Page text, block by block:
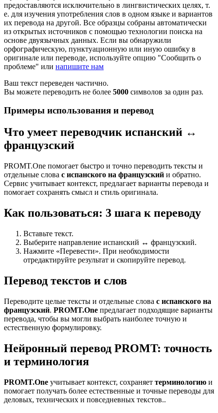
предоставляются исключительно в лингвистических целях, т.
е. для изучения употребления слов в одном языке и вариантов
их перевода на другой. Все образцы собраны автоматически
из открытых источников с помощью технологии поиска на
основе двуязычных данных. Если вы обнаружили
орфографическую, пунктуационную или иную ошибку в
оригинале или переводе, используйте опцию "Сообщить о
проблеме" или напишите нам
Ваш текст переведен частично.
Вы можете переводить не более 5000 символов за один раз.
Примеры использования и перевод
Что умеет переводчик испанский ↔
французский
PROMT.One помогает быстро и точно переводить тексты и
отдельные слова с испанского на французский и обратно.
Сервис учитывает контекст, предлагает варианты перевода и
помогает сохранять смысл и стиль оригинала.
Как пользоваться: 3 шага к переводу
Вставьте текст.
Выберите направление испанский ↔ французский.
Нажмите «Перевести». При необходимости
отредактируйте результат и скопируйте перевод.
Перевод текстов и слов
Переводите целые тексты и отдельные слова с испанского на
французский. PROMT.One предлагает подходящие варианты
перевода, чтобы вы могли выбрать наиболее точную и
естественную формулировку.
Нейронный перевод PROMT: точность
и терминология
PROMT.One учитывает контекст, сохраняет терминологию и
помогает получать более естественные и точные переводы для
деловых, технических и повседневных текстов..